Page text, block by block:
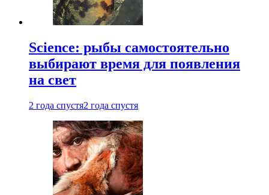
Science: рыбы самостоятельно
выбирают время для появления
на свет
2 года спустя2 года спустя